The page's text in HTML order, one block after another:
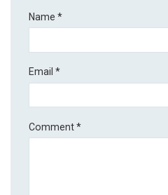
Name*
Email*
Comment*